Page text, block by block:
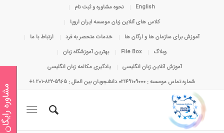
English
نحوه مشاوره و ثبت نام
کلاس های آنلاین زبان موسسه ایران اروپا
آموزش برای سازمان ها و ارگان ها
خدمات منحصر به فرد
ارتباط با ما
وبلاگ
File Box
بهترین آموزشگاه زبان
آموزش آنلاین زبان انگلیسی
یادگیری مکالمه زبان انگلیسی
شماره تماس موسسه : 02149109000 دانشجویان بین الملل : 5965-822-201 1+